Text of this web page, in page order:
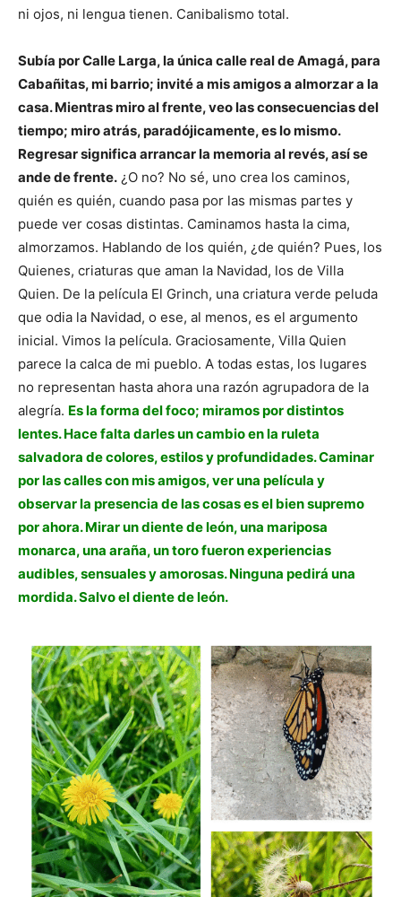
ni ojos, ni lengua tienen. Canibalismo total.
Subía por Calle Larga, la única calle real de Amagá, para
Cabañitas, mi barrio; invité a mis amigos a almorzar a la
casa. Mientras miro al frente, veo las consecuencias del
tiempo; miro atrás, paradójicamente, es lo mismo.
Regresar significa arrancar la memoria al revés, así se
ande de frente. ¿O no? No sé, uno crea los caminos,
quién es quién, cuando pasa por las mismas partes y
puede ver cosas distintas. Caminamos hasta la cima,
almorzamos. Hablando de los quién, ¿de quién? Pues, los
Quienes, criaturas que aman la Navidad, los de Villa
Quien. De la película El Grinch, una criatura verde peluda
que odia la Navidad, o ese, al menos, es el argumento
inicial. Vimos la película. Graciosamente, Villa Quien
parece la calca de mi pueblo. A todas estas, los lugares
no representan hasta ahora una razón agrupadora de la
alegría. Es la forma del foco; miramos por distintos
lentes. Hace falta darles un cambio en la ruleta
salvadora de colores, estilos y profundidades. Caminar
por las calles con mis amigos, ver una película y
observar la presencia de las cosas es el bien supremo
por ahora. Mirar un diente de león, una mariposa
monarca, una araña, un toro fueron experiencias
audibles, sensuales y amorosas. Ninguna pedirá una
mordida. Salvo el diente de león.